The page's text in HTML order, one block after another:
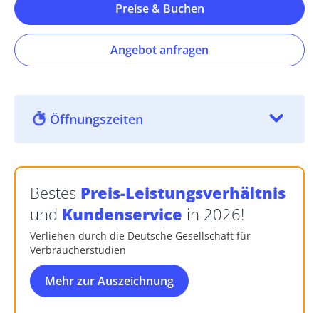
Preise & Buchen
Angebot anfragen
Öffnungszeiten
Bestes Preis-Leistungsverhältnis
und Kundenservice in 2026!
Verliehen durch die Deutsche Gesellschaft für
Verbraucherstudien
Mehr zur Auszeichnung